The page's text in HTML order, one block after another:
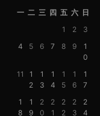
一 二 三 四 五 六 日
1
2
3
4
5 6 7 8 9
1
0
11
1
2
1
3
1
4
1
5
1
6
1
7
1
8
1
9
2
0
2
1
2
2
2
3
2
4